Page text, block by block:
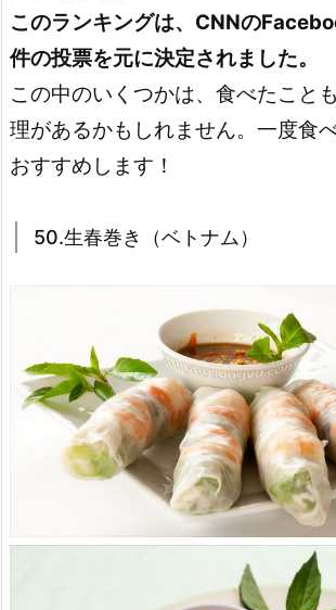
このランキングは、CNNの
件の投票を元に決定されました。
この中のいくつかは、食べたこと
理があるかもしれません。一度食
おすすめします！
50.生春巻き（ベトナム）